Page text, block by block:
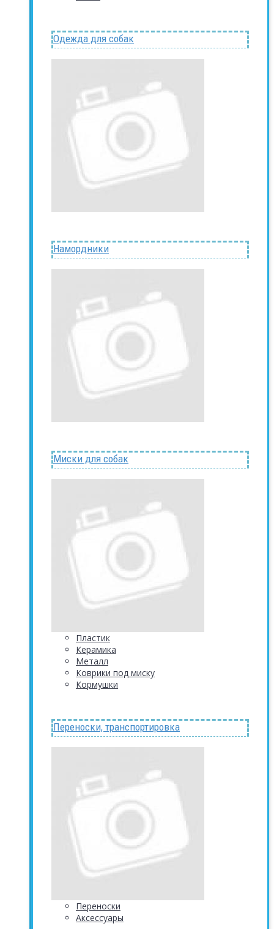
Одежда для собак
Намордники
Миски для собак
Пластик
Керамика
Металл
Коврики под миску
Кормушки
Переноски, транспортировка
Переноски
Аксессуары